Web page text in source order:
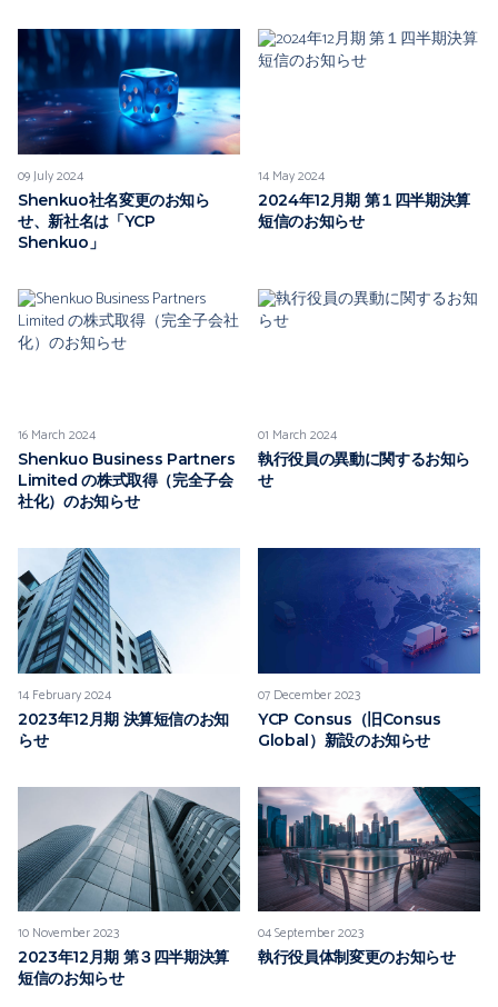
09 July 2024
Shenkuo社名変更のお知ら
せ、新社名は「YCP
Shenkuo」
14 May 2024
2024年12月期 第１四半期決算
短信のお知らせ
16 March 2024
Shenkuo Business Partners
Limited の株式取得（完全子会
社化）のお知らせ
01 March 2024
執行役員の異動に関するお知ら
せ
14 February 2024
2023年12月期 決算短信のお知
らせ
07 December 2023
YCP Consus（旧Consus
Global）新設のお知らせ
10 November 2023
2023年12月期 第３四半期決算
短信のお知らせ
04 September 2023
執行役員体制変更のお知らせ